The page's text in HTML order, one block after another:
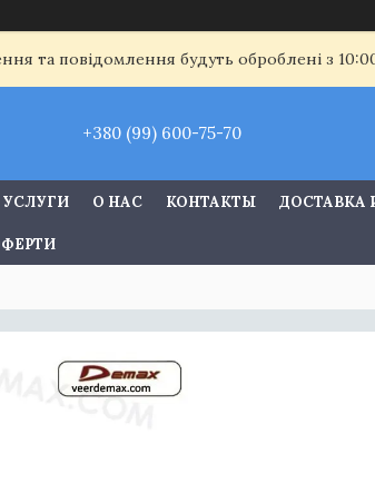
та повідомлення будуть оброблені з
+380 (99) 600-75-70
О НАС КОНТАКТЫ ДОСТАВКА